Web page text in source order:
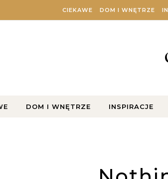
CIEKAWE DOM I WNĘTRZE
DOM I WNĘTRZE INSPIRACJE